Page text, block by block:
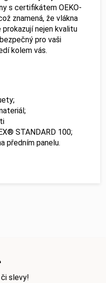
s certifikátem OEKO-
znamená, že vlákna
nejen kvalitu
pro vaši
kolem vás.
STANDARD 100;
předním panelu.
slevy!